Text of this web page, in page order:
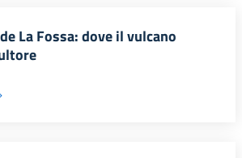
La Fossa: dove il vulcano